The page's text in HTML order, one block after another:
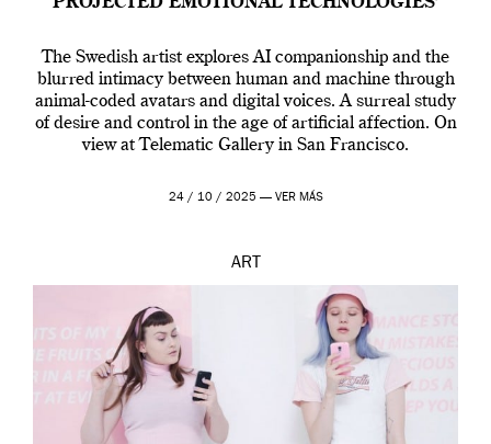
The Swedish artist explores AI companionship and the
blurred intimacy between human and machine through
animal-coded avatars and digital voices. A surreal study
of desire and control in the age of artificial affection. On
view at Telematic Gallery in San Francisco.
24 / 10 / 2025 — VER MÁS
ART